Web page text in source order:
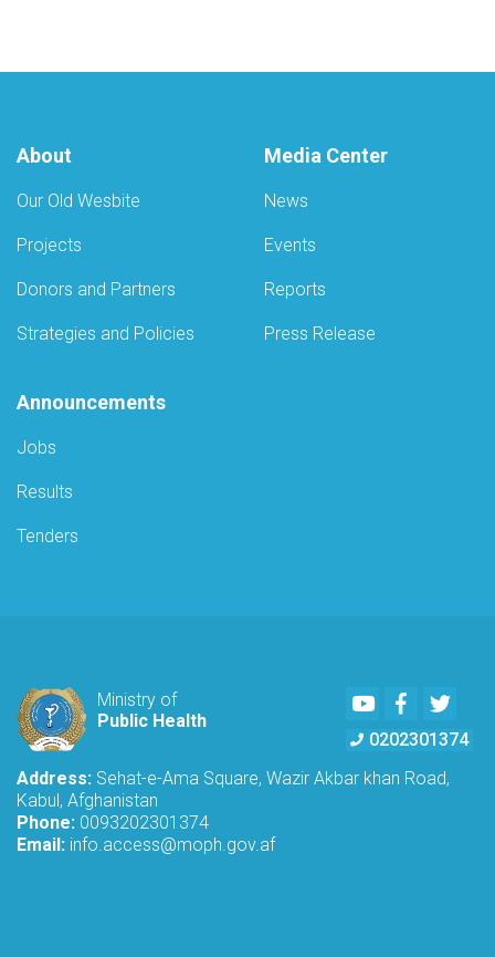
About
Our Old Wesbite
Projects
Donors and Partners
Strategies and Policies
Media Center
News
Events
Reports
Press Release
Announcements
Jobs
Results
Tenders
Ministry of
Public Health
YoutubeFacebook
0202301374
Address: Sehat-e-Ama Square, Wazir Akbar khan Road,
Kabul, Afghanistan
Phone: 0093202301374
Email: info.access@moph.gov.af